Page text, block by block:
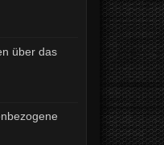
über das